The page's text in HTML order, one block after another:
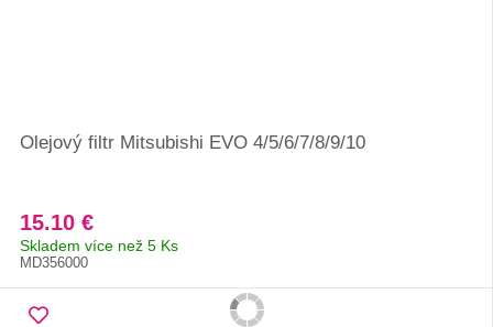
Olejový filtr Mitsubishi EVO 4/5/6/7/8/9/10
15.10 €
Skladem více než 5 Ks
MD356000